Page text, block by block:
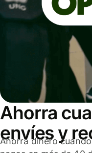
Ahorra
envíes y
Ahorra dinero